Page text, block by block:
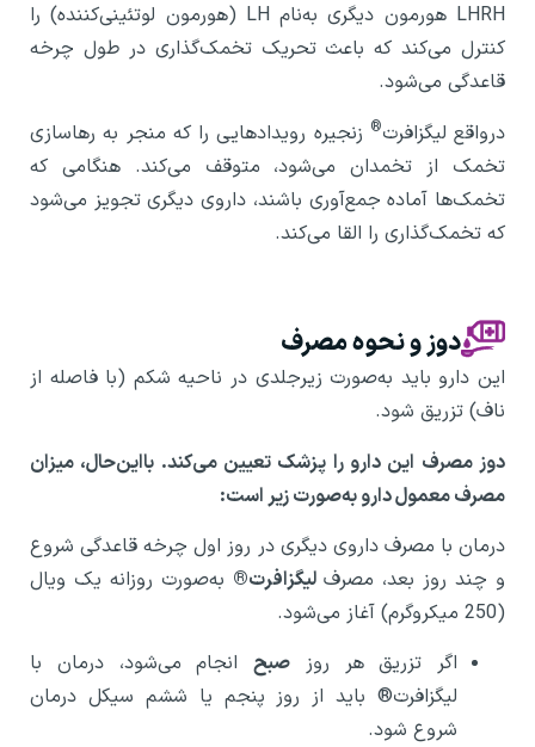
LHRH هورمون دیگری به‌نام LH (هورمون لوتئینی‌کننده) را
کنترل می‌کند که باعث تحریک تخمک‌گذاری در طول چرخه
قاعدگی می‌شود.
درواقع لیگزافرت®زنجیره رویدادهایی را که منجر به رهاسازی
تخمک از تخمدان می‌شود، متوقف می‌کند. هنگامی که
تخمک‌ها آماده جمع‌آوری باشند، داروی دیگری تجویز می‌شود
که تخمک‌گذاری را القا می‌کند.
دوز و نحوه مصرف
این دارو باید به‌صورت زیرجلدی در ناحیه شکم (با فاصله از
ناف) تزریق شود.
دوز مصرف این دارو را پزشک تعیین می‌کند. بااین‌حال، میزان
مصرف معمول دارو به‌صورت زیر است:
درمان با مصرف داروی دیگری در روز اول چرخه قاعدگی شروع
و چند روز بعد، مصرفلیگزافرت®به‌صورت روزانه یک ویال
اگر تزریق هر روز صبحانجام می‌شود، درمان با
لیگزافرت® باید از روز پنجم یا ششم سیکل درمان
شروع شود.